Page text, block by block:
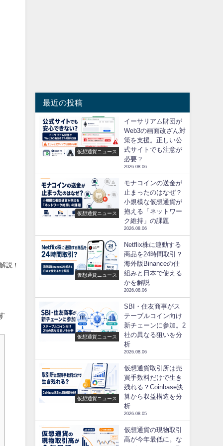
説！
最近の投稿
仮想通貨ニュース
イーサリアム財団が
Web3の画面改ざん対
策を支援。正しい公
式サイトでも注意が
必要？
2026.08.06
仮想通貨ニュース
モナコインの送金が
止まったのはなぜ？
小規模な仮想通貨が
抱える「ネットワー
ク維持」の課題
2026.08.06
仮想通貨ニュース
Netflix株に連動する
商品を24時間取引？
海外版Binanceの仕
組みと日本で使える
かを解説
2026.08.06
仮想通貨ニュース
SBI・住友商事がス
テーブルコイン向け
新チェーンに参加。2
社の異なる狙いを分
析
2026.08.06
仮想通貨ニュース
仮想通貨取引所は売
買手数料だけで生き
残れる？Coinbase決
算から収益構造を分
析
2026.08.05
仮想通貨の現物取引
高が今年最低に。な